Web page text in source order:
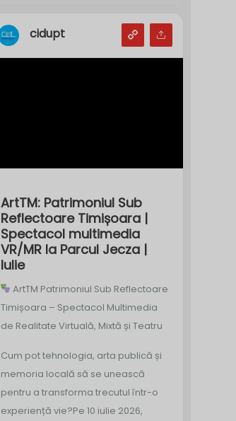
cidupt
ArtTM: Patrimoniul Sub
Reflectoare Timișoara |
Spectacol multimedia
VR/MR la Parcul Jecza |
Iulie
ArtTM Patrimoniul Sub Reflectoare
Timișoara – Spectacol Multimedia
de Realitate Virtuală, Mixtă și Teatru
Cum pot tehnologia, arta publică și
memoria locală să se unească
pentru a transforma trecutul într-o
experiență vie?Pe 10 iulie 2026,